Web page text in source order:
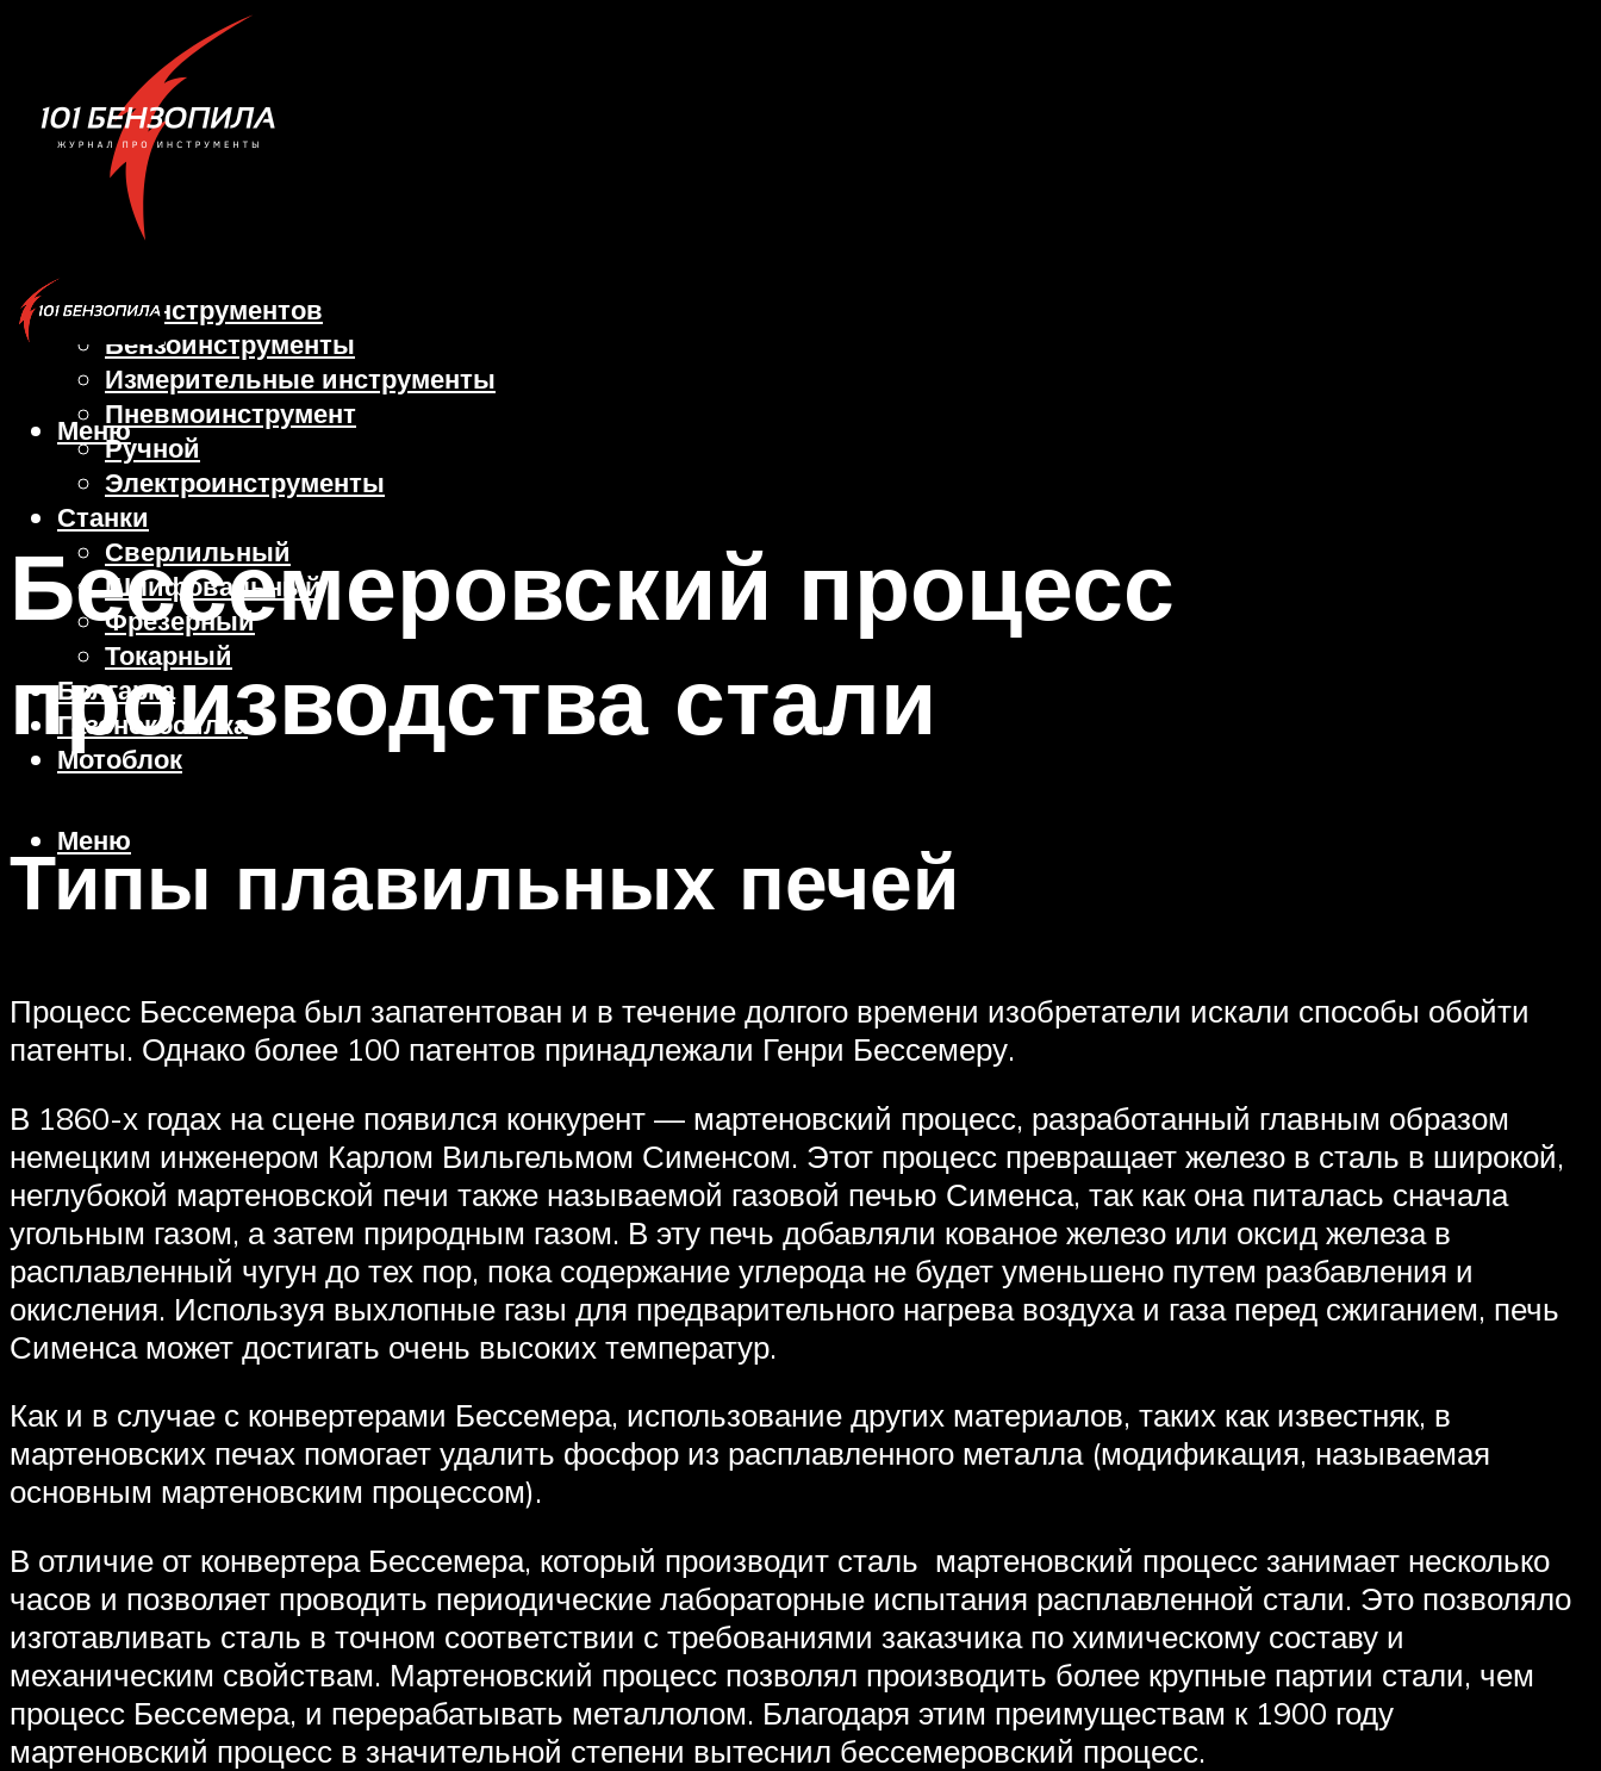
Виды инструментов
Бензоинструменты
Измерительные инструменты
Пневмоинструмент
Ручной
Электроинструменты
Станки
Сверлильный
Шлифовальный
Фрезерный
Токарный
Болгарка
Газонокосилка
Мотоблок
Меню
Меню
Бессемеровский процесс
производства стали
Типы плавильных печей
Процесс Бессемера был запатентован и в течение долгого времени изобретатели искали способы обойти
патенты. Однако более 100 патентов принадлежали Генри Бессемеру.
В 1860-х годах на сцене появился конкурент — мартеновский процесс, разработанный главным образом
немецким инженером Карлом Вильгельмом Сименсом. Этот процесс превращает железо в сталь в широкой,
неглубокой мартеновской печи также называемой газовой печью Сименса, так как она питалась сначала
угольным газом, а затем природным газом. В эту печь добавляли кованое железо или оксид железа в
расплавленный чугун до тех пор, пока содержание углерода не будет уменьшено путем разбавления и
окисления. Используя выхлопные газы для предварительного нагрева воздуха и газа перед сжиганием, печь
Сименса может достигать очень высоких температур.
Как и в случае с конвертерами Бессемера, использование других материалов, таких как известняк, в
мартеновских печах помогает удалить фосфор из расплавленного металла (модификация, называемая
основным мартеновским процессом).
В отличие от конвертера Бессемера, который производит сталь мартеновский процесс занимает несколько
часов и позволяет проводить периодические лабораторные испытания расплавленной стали. Это позволяло
изготавливать сталь в точном соответствии с требованиями заказчика по химическому составу и
механическим свойствам. Мартеновский процесс позволял производить более крупные партии стали, чем
процесс Бессемера, и перерабатывать металлолом. Благодаря этим преимуществам к 1900 году
мартеновский процесс в значительной степени вытеснил бессемеровский процесс.